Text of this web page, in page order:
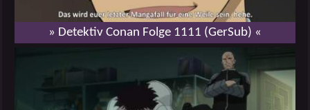
» Detektiv Conan Folge 1111 (GerSub) «